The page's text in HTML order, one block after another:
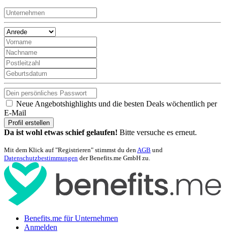
Neue Angebotshighlights und die besten Deals wöchentlich per
E-Mail
Profil erstellen
Da ist wohl etwas schief gelaufen! Bitte versuche es erneut.
Mit dem Klick auf "Registrieren" stimmst du denAGB und
Datenschutzbestimmungen der Benefits.me GmbH zu.
Benefits.me für Unternehmen
Anmelden